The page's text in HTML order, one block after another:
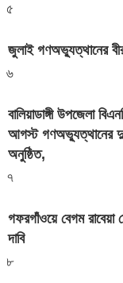
৫
জুলাই গণঅভ্যুত্থানের বীর
৬
বালিয়াডাঙ্গী উপজেলা
আগস্ট গণঅভ্যুত্থানের
অনুষ্ঠিত,
৭
গফরগাঁওয়ে বেগম রাবেয়া
দাবি
৮